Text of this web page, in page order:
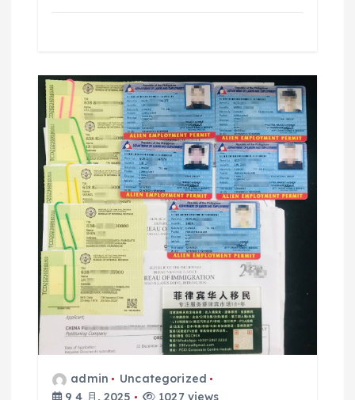
admin
Uncategorized